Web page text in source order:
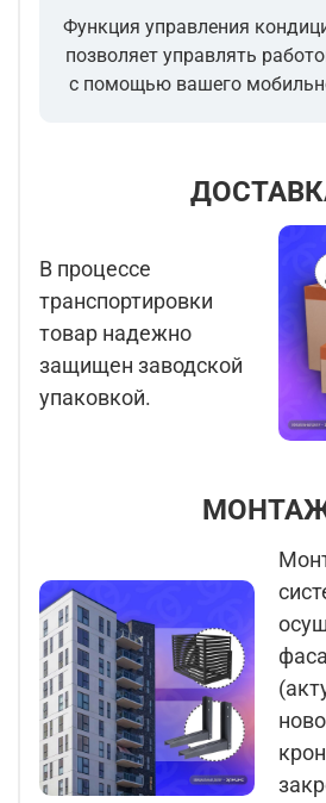
Функция управления
позволяет управлять
с помощью вашего
В процессе
транспортировки
товар надежно
защищен заводской
упаковкой.